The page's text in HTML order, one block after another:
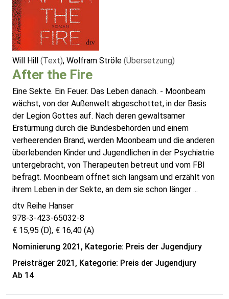
Will Hill (Text), Wolfram Ströle (Übersetzung)
After the Fire
Eine Sekte. Ein Feuer. Das Leben danach. - Moonbeam
wächst, von der Außenwelt abgeschottet, in der Basis
der Legion Gottes auf. Nach deren gewaltsamer
Erstürmung durch die Bundesbehörden und einem
verheerenden Brand, werden Moonbeam und die anderen
überlebenden Kinder und Jugendlichen in der Psychiatrie
untergebracht, von Therapeuten betreut und vom FBI
befragt. Moonbeam öffnet sich langsam und erzählt von
ihrem Leben in der Sekte, an dem sie schon länger ...
dtv Reihe Hanser
978-3-423-65032-8
€ 15,95 (D), € 16,40 (A)
Nominierung 2021, Kategorie: Preis der Jugendjury
Preisträger 2021, Kategorie: Preis der Jugendjury
Ab 14